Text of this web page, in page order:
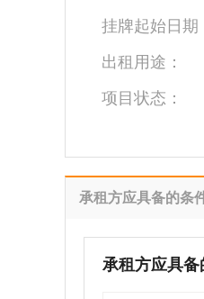
挂牌起始日期
出租用途：
项目状态：
承租方应具备的条
承租方应具备